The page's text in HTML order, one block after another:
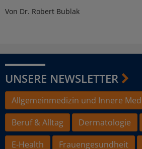
Von Dr. Robert Bublak
UNSERE NEWSLETTER
Allgemeinmedizin und Innere
Beruf & Alltag
Dermatologie
E-Health
Frauengesundheit